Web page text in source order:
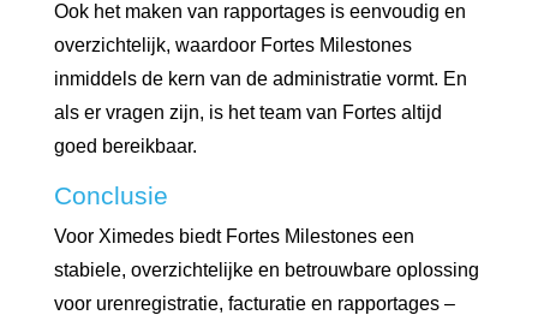
Ook het maken van rapportages is eenvoudig en
overzichtelijk, waardoor Fortes Milestones
inmiddels de kern van de administratie vormt. En
als er vragen zijn, is het team van Fortes altijd
goed bereikbaar.
Conclusie
Voor Ximedes biedt Fortes Milestones een
stabiele, overzichtelijke en betrouwbare oplossing
voor urenregistratie, facturatie en rapportages –